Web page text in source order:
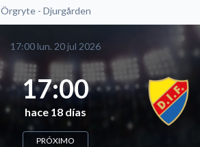
Örgryte - Djurgården
17:00 lun. 20 jul 2026
17:00
hace 18 días
PRÓXIMO